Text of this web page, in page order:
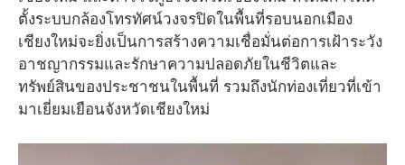
ตั้งระบบกล้องโทรทัศน์วงจรปิดในพื้นที่รอบนอกเมือง
เชียงใหม่จะยิ่งเป็นการสร้างความเชื่อมั่นต่อการเฝ้าระวัง
อาชญากรรมและรักษาความปลอดภัยในชีวิตและ
ทรัพย์สินของประชาชนในพื้นที่ รวมถึงนักท่องเที่ยวที่เข้า
มาเยี่ยมเยือนจังหวัดเชียงใหม่